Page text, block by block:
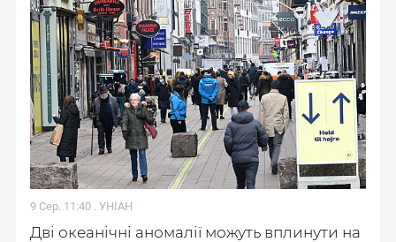
9 Сер. 11:40 . УНІАН
Дві океанічні аномалії можуть вплинути на